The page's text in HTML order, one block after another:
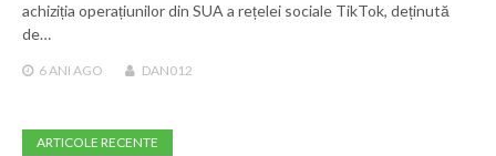
achiziția operațiunilor din SUA a rețelei sociale TikTok, deținută
de…
6 ANI AGO DAN012
ARTICOLE RECENTE